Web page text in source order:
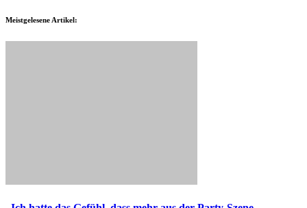
Meistgelesene Artikel: